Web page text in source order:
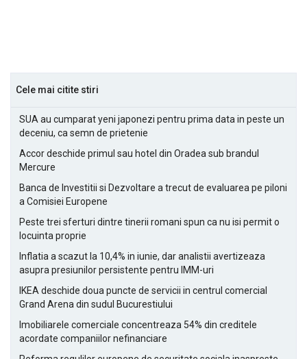
Cele mai citite stiri
SUA au cumparat yeni japonezi pentru prima data in peste un
deceniu, ca semn de prietenie
Accor deschide primul sau hotel din Oradea sub brandul
Mercure
Banca de Investitii si Dezvoltare a trecut de evaluarea pe piloni
a Comisiei Europene
Peste trei sferturi dintre tinerii romani spun ca nu isi permit o
locuinta proprie
Inflatia a scazut la 10,4% in iunie, dar analistii avertizeaza
asupra presiunilor persistente pentru IMM-uri
IKEA deschide doua puncte de servicii in centrul comercial
Grand Arena din sudul Bucurestiului
Imobiliarele comerciale concentreaza 54% din creditele
acordate companiilor nefinanciare